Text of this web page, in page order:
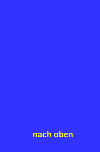
nach oben